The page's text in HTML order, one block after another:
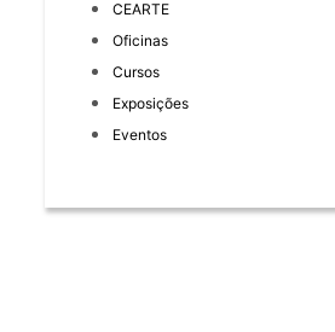
CEARTE
Oficinas
Cursos
Exposições
Eventos